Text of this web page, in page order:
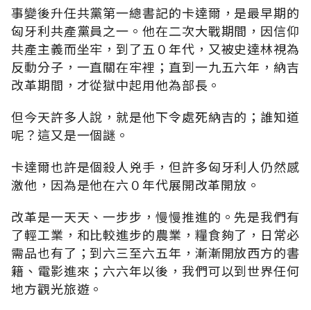
事變後升任共黨第一總書記的卡達爾，是最早期的
匈牙利共產黨員之一。他在二次大戰期間，因信仰
共產主義而坐牢，到了五０年代，又被史達林視為
反動分子，一直關在牢裡；直到一九五六年，納吉
改革期間，才從獄中起用他為部長。
但今天許多人說，就是他下令處死納吉的；誰知道
呢？這又是一個謎。
卡達爾也許是個殺人兇手，但許多匈牙利人仍然感
激他，因為是他在六０年代展開改革開放。
改革是一天天、一步步，慢慢推進的。先是我們有
了輕工業，和比較進步的農業，糧食夠了，日常必
需品也有了；到六三至六五年，漸漸開放西方的書
籍、電影進來；六六年以後，我們可以到世界任何
地方觀光旅遊。